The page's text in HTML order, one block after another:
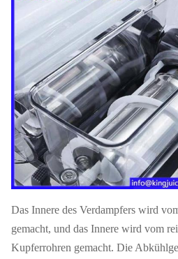
Schalter Lcd-Schalter
Elektrik-Standard
110V-220V,
50-60HZ
G.W
78
40' Hauptquartier-
Laden
340 PCS
Das Innere des Verdampfers wird
gemacht, und das Innere wird vom
Kupferrohren gemacht. Die